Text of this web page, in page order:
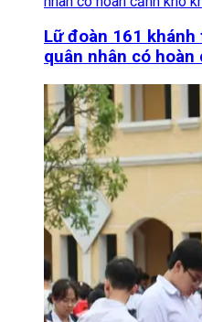
Lữ đoàn 161
quân nhân có hoàn